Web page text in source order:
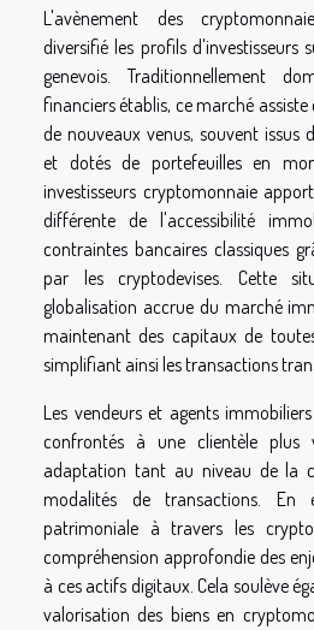
L'avènement des
diversifié les profils d'investisseurs
genevois. Traditionnellement
financiers établis, ce marché
de nouveaux venus, souvent issus
et dotés de portefeuilles en
investisseurs cryptomonnaie
différente de l'accessibilité
contraintes bancaires classiques
par les cryptodevises. Cette
globalisation accrue du marché
maintenant des capitaux de
simplifiant ainsi les transactions
Les vendeurs et agents
confrontés à une clientèle plus
adaptation tant au niveau de la
modalités de transactions. En
patrimoniale à travers les
compréhension approfondie des
à ces actifs digitaux. Cela soulève
valorisation des biens en